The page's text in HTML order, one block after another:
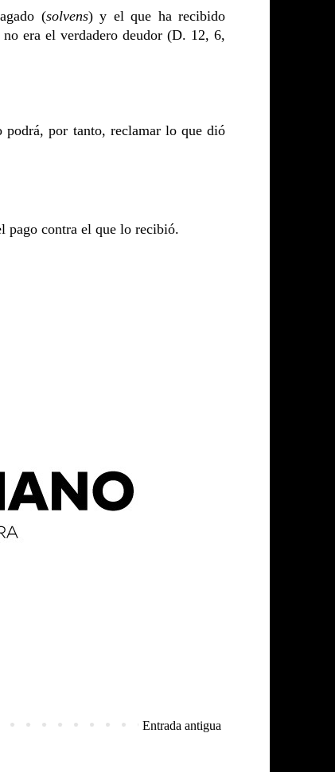
(solvens) y el que ha recibido
era el verdadero deudor (D. 12, 6,
podrá, por tanto, reclamar lo que dió
pago contra el que lo recibió.
Entrada antigua